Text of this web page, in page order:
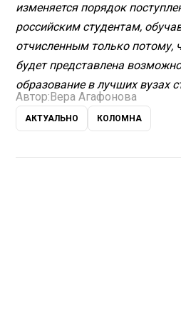
изменяется порядок
российским студентам,
отчисленным только потому,
будет представлена
образование в лучших вузах
Автор: Вера Агафонова
АКТУАЛЬНО КОЛОМНА